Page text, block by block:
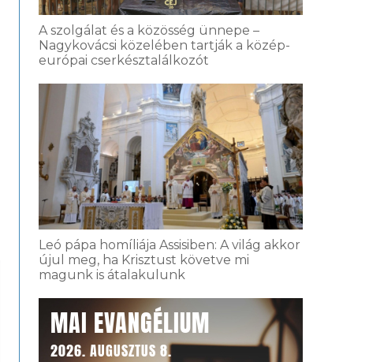
A szolgálat és a közösség ünnepe –
Nagykovácsi közelében tartják a közép-
európai cserkésztalálkozót
Leó pápa homíliája Assisiben: A világ akkor
újul meg, ha Krisztust követve mi
magunk is átalakulunk
MAI EVANGÉLIUM
2026. AUGUSZTUS 8.